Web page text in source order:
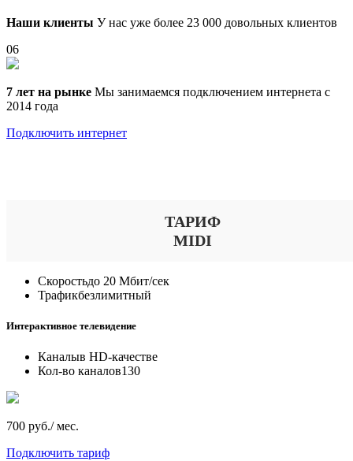
Наши клиенты У нас уже более 23 000 довольных клиентов
06
7 лет на рынке Мы занимаемся подключением интернета с
2014 года
Подключить интернет
ТАРИФ
MIDI
Скоростьдо 20 Мбит/сек
Трафикбезлимитный
Интерактивное телевидение
Каналыв HD-качестве
Кол-во каналов130
700 руб./ мес.
Подключить тариф